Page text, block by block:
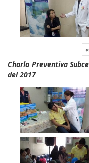
«
Charla Preventiva
del 2017